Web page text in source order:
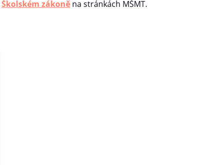
Školském zákoně na stránkách MŠMT.